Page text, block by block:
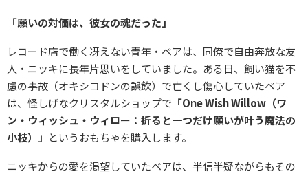
「願いの対価は、彼女の魂だった」
レコード店で働く冴えない青年・ベアは、同僚で自由奔放な友
人・ニッキに長年片思いをしていました。ある日、飼い猫を不
慮の事故（オキシコドンの誤飲）で亡くし傷心していたベア
は、怪しげなクリスタルショップで 「One Wish Willow（ワ
ン・ウィッシュ・ウィロー：折ると一つだけ願いが叶う魔法の
小枝）」 というおもちゃを購入します。
ニッキからの愛を渇望していたベアは、半信半疑ながらもその